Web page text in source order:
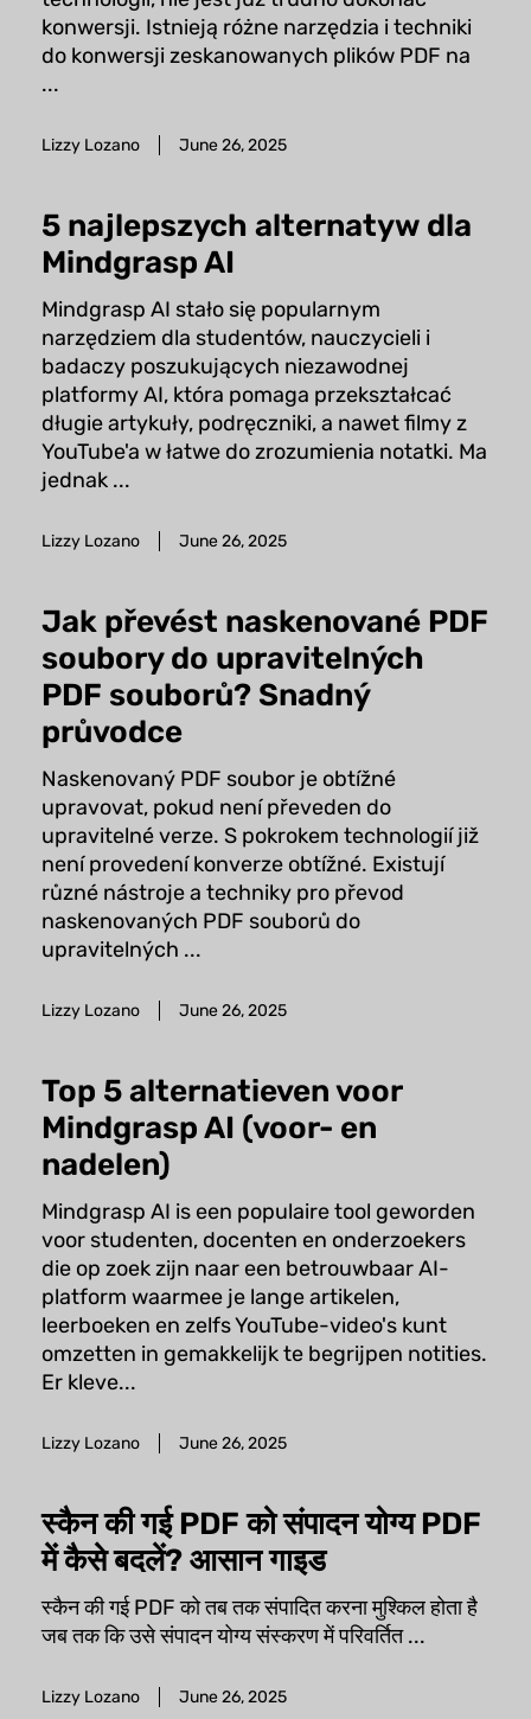
konwersji. Istnieją różne narzędzia i techniki
do konwersji zeskanowanych plików PDF na
...
Lizzy Lozano June 26, 2025
5 najlepszych alternatyw dla
Mindgrasp AI
Mindgrasp AI stało się popularnym
narzędziem dla studentów, nauczycieli i
badaczy poszukujących niezawodnej
platformy AI, która pomaga przekształcać
długie artykuły, podręczniki, a nawet filmy z
YouTube'a w łatwe do zrozumienia notatki. Ma
jednak ...
Lizzy Lozano June 26, 2025
Jak převést naskenované PDF
soubory do upravitelných
PDF souborů? Snadný
průvodce
Naskenovaný PDF soubor je obtížné
upravovat, pokud není převeden do
upravitelné verze. S pokrokem technologií již
není provedení konverze obtížné. Existují
různé nástroje a techniky pro převod
naskenovaných PDF souborů do
upravitelných ...
Lizzy Lozano June 26, 2025
Top 5 alternatieven voor
Mindgrasp AI (voor- en
nadelen)
Mindgrasp AI is een populaire tool geworden
voor studenten, docenten en onderzoekers
die op zoek zijn naar een betrouwbaar AI-
platform waarmee je lange artikelen,
leerboeken en zelfs YouTube-video's kunt
omzetten in gemakkelijk te begrijpen notities.
Er kleve...
Lizzy Lozano June 26, 2025
स्कैन की गई PDF को संपादन योग्य PDF
में कैसे बदलें? आसान गाइड
स्कैन की गई PDF को तब तक संपादित करना मुश्किल होता है
जब तक कि उसे संपादन योग्य संस्करण में परिवर्तित ...
Lizzy Lozano June 26, 2025